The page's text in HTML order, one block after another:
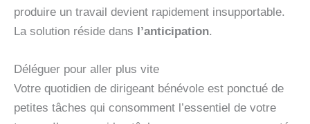
produire un travail devient rapidement insupportable.
La solution réside dans l’anticipation.
Déléguer pour aller plus vite
Votre quotidien de dirigeant bénévole est ponctué de
petites tâches qui consomment l’essentiel de votre